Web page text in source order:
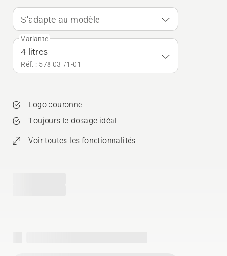
S'adapte au modèle
Variante
4 litres
Réf. : 578 03 71‑01
Logo couronne
Toujours le dosage idéal
Voir toutes les fonctionnalités